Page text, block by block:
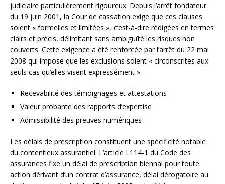
judiciaire particulièrement rigoureux. Depuis l’arrêt fondateur
du 19 juin 2001, la Cour de cassation exige que ces clauses
soient « formelles et limitées », c’est-à-dire rédigées en termes
clairs et précis, délimitant sans ambiguïté les risques non
couverts. Cette exigence a été renforcée par l’arrêt du 22 mai
2008 qui impose que les exclusions soient « circonscrites aux
seuls cas qu’elles visent expressément ».
Recevabilité des témoignages et attestations
Valeur probante des rapports d’expertise
Admissibilité des preuves numériques
Les délais de prescription constituent une spécificité notable
du contentieux assurantiel. L’article L114-1 du Code des
assurances fixe un délai de prescription biennal pour toute
action dérivant d’un contrat d’assurance, délai dérogatoire au